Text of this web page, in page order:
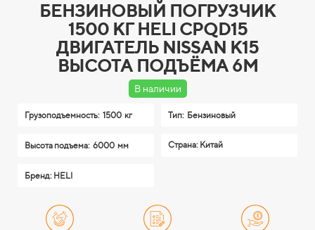
БЕНЗИНОВЫЙ ПОГРУЗЧИК
1500 КГ HELI CPQD15
ДВИГАТЕЛЬ NISSAN K15
ВЫСОТА ПОДЪЁМА 6М
В наличии
Грузоподъемность: 1500 кг Тип: Бензиновый
Высота подъема: 6000 мм Страна: Китай
Бренд: HELI